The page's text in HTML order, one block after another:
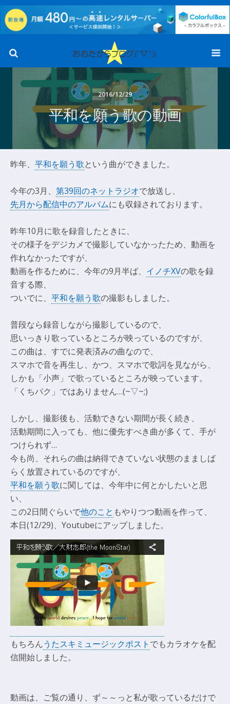
2016/12/29
平和を願う歌の動画
昨年、 平和を願う歌という曲ができました。
今年の3月、 第39回のネットラジオで放送し、
先月から配信中のアルバムにも収録されております。
昨年10月に歌を録音したときに、
その様子をデジカメで撮影していなかったため、動画を
作れなかったですが、
動画を作るために、今年の9月半ば、 イノチXVの歌を録
音する際、
ついでに、 平和を願う歌の撮影もしました。
普段なら録音しながら撮影しているので、
思いっきり歌っているところが映っているのですが、
この曲は、すでに発表済みの曲なので、
スマホで音を再生し、かつ、スマホで歌詞を見ながら、
しかも「小声」で歌っているところが映っています。
「くちパク」ではありません…(~▽~;)
しかし、撮影後も、活動できない期間が長く続き、
活動期間に入っても、他に優先すべき曲が多くて、手が
つけられず…
今も尚、それらの曲は納得できていない状態のまましば
らく放置されているのですが、
平和を願う歌に関しては、今年中に何とかしたいと思
い、
この2日間ぐらいで他のこと もやりつつ動画を作って、
本日(12/29)、Youtubeにアップしました。
もちろんうたスキミュージックポスト でもカラオケを配
信開始しました。
動画は、ご覧の通り、ず～～っと私が歌っているだけで